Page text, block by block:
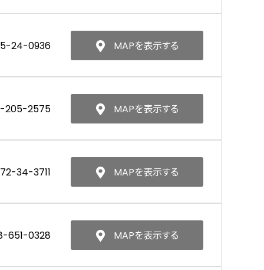
24-0936 MAPを表示する
205-2575 MAPを表示する
34-3711 MAPを表示する
651-0328 MAPを表示する